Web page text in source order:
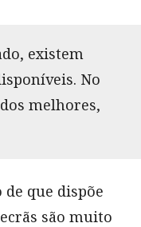
existem
No
melhores,
que dispõe
são muito